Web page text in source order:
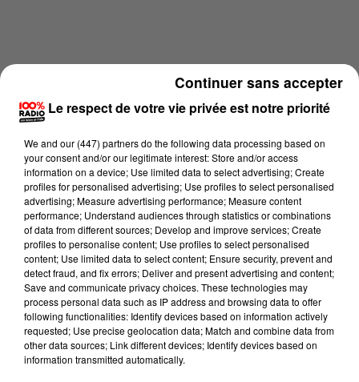
Lecture (4 min 14 sec)
100%
100% Radio les infos du Comminges
Le respect de votre vie privée est notre priorité
We and our (447) partnersdo the following data processing based on
your consent and/or our legitimate interest: Store and/or access
information on a device; Use limited data to select advertising; Create
profiles for personalised advertising; Use profiles to select personalised
advertising; Measure advertising performance; Measure content
performance; Understand audiences through statistics or combinations
of data from different sources; Develop and improve services; Create
profiles to personalise content; Use profiles to select personalised
content; Use limited data to select content; Ensure security, prevent and
detect fraud, and fix errors; Deliver and present advertising and content;
Save and communicate privacy choices. These technologies may
process personal data such as IP address and browsing data to offer
following functionalities: Identify devices based on information actively
requested; Use precise geolocation data; Match and combine data from
other data sources; Link different devices; Identify devices based on
information transmitted automatically.
Continuer sans accepter